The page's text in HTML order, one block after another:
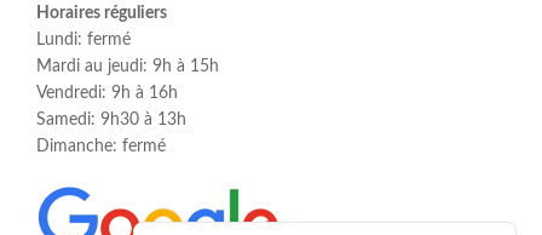
Horaires réguliers
Lundi: fermé
Mardi au jeudi: 9h à 15h
Vendredi: 9h à 16h
Samedi: 9h30 à 13h
Dimanche: fermé